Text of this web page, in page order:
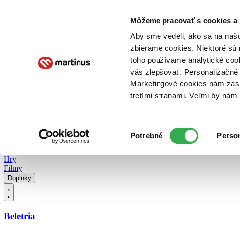
Môžeme pracovať s cookies
Aby sme vedeli, ako sa na
zbierame cookies. Niektoré sú
toho používame analytické
vás zlepšovať.
Marketingové cookies nám
tretími stranami. Veľmi by
súhlasu
Potrebné
Poukážky Kontakt
Hry
Filmy
Doplnky
Beletria